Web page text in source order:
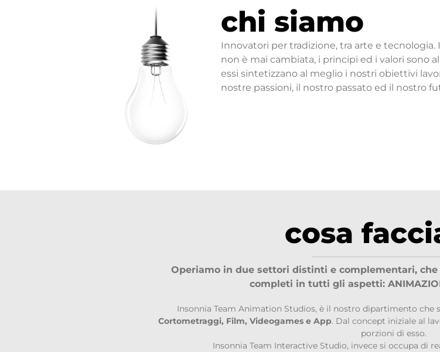
chi siamo
Innovatori per tradizione, tra arte e
non è mai cambiata, i principi ed i valori sono
essi sintetizzano al meglio i nostri obiettivi
nostre passioni, il nostro passato ed il nostro
cosa
Operiamo in due settori distinti e complementari,
completi in tutti gli aspetti:
Insonnia Team Animation Studios, è il nostro dipartimento che
Cortometraggi, Film, Videogames e App. Dal concept iniziale al
porzioni di esso.
Insonnia Team Interactive Studio, invece si occupa di